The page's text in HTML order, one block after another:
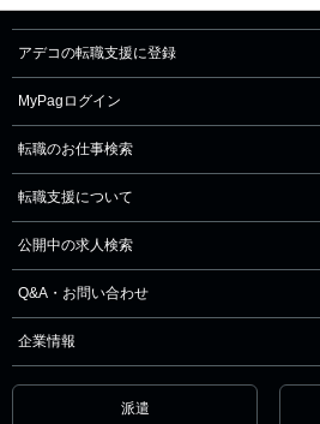
アデコの転職支援に登録
MyPagログイン
転職のお仕事検索
転職支援について
公開中の求人検索
Q&A・お問い合わせ
企業情報
派遣